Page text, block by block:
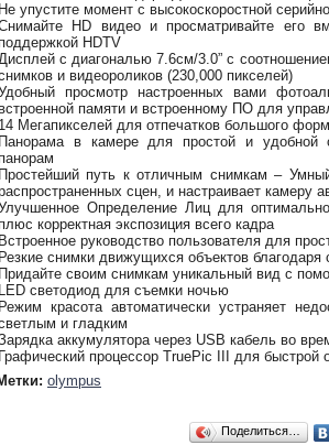
Не упустите момент с высокоскоростной
HD видео и просматривайте его
поддержкой HDTV
с диагональю 7.6см/3.0” с
и видеороликов (230,000 пикселей)
просмотр настроенных вами
встроенной памяти и встроенному ПО для
14 Мегапикселей для отпечатков большого
Панорама в камере для простой и удобной
панорам
Простейший путь к отличным снимкам –
сцен, и настраивает камеру
Определение Лиц для
плюс корректная экспозиция всего кадра
Встроенное руководство пользователя для
Резкие снимки движущихся объектов
Придайте своим снимкам уникальный вид с
LED светодиод для съемки ночью
Режим красота автоматически устраняет
и гладким
аккумулятора через USB кабель во
Графический процессор TruePic III для быстрой
olympus
Поделиться…